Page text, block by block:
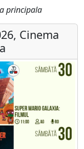
principala
Cinema